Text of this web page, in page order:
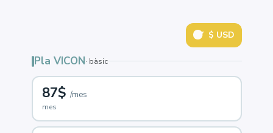
$ USD
Pla VICON· bàsic
87$ /mes
mes